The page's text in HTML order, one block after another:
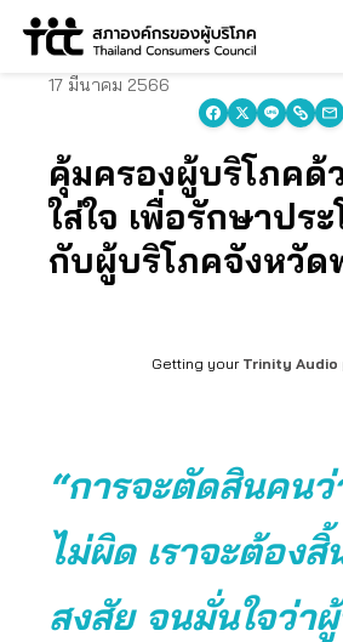
Skip
17 มีนาคม 2566
คุ้มครองผู้บริโภคด้
ใส่ใจ เพื่อรักษาปร
กับผู้บริโภคจังหวัด
Getting your Trinity Audio
“การจะตัดสินคน
ไม่ผิด เราจะต้อง
สงสัย จนมั่นใจว่า